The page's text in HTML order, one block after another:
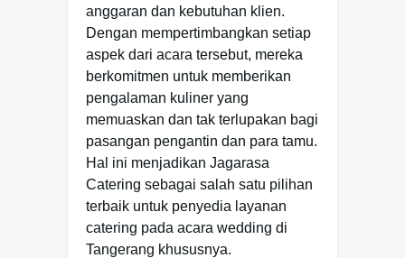
anggaran dan kebutuhan klien.
Dengan mempertimbangkan setiap
aspek dari acara tersebut, mereka
berkomitmen untuk memberikan
pengalaman kuliner yang
memuaskan dan tak terlupakan bagi
pasangan pengantin dan para tamu.
Hal ini menjadikan Jagarasa
Catering sebagai salah satu pilihan
terbaik untuk penyedia layanan
catering pada acara wedding di
Tangerang khususnya.